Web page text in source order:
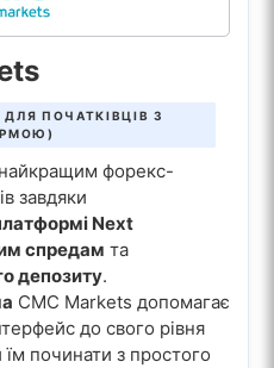
ПОЧАТКІВЦІВ З
форекс-
завдяки
Next
спредам та
депозиту.
CMC Markets допомагає
до свого рівня
їм починати з простого